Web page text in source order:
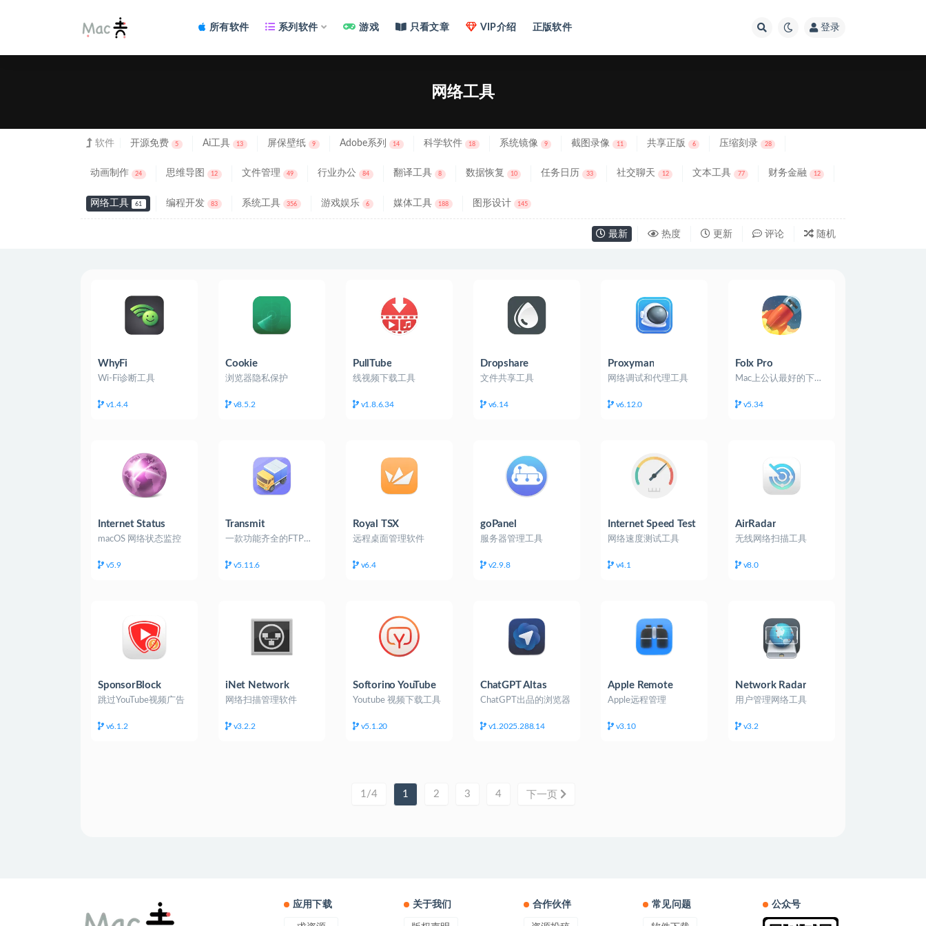
所有软件 系列软件 游戏 只看文章 VIP介绍 正版软件 登录
网络工具
软件 开源免费 5 Ai工具 13 屏保壁纸 9 Adobe系列 14 科学软件 18 系统镜像 9 截图录像 11 共享正版 6 压缩刻录 28
动画制作 24 思维导图 12 文件管理 49 行业办公 84 翻译工具 8 数据恢复 10 任务日历 33 社交聊天 12 文本工具 77 财务金融 12
网络工具 61 编程开发 83 系统工具 356 游戏娱乐 6 媒体工具 188 图形设计 145
最新 热度 更新 评论 随机
WhyFi
Wi-Fi诊断工具
v1.4.4
Cookie
浏览器隐私保护
v8.5.2
PullTube
线视频下载工具
v1.8.6.34
Dropshare
文件共享工具
v6.14
Proxyman
网络调试和代理工具
v6.12.0
Folx Pro
Mac上公认最好的下载工具
v5.34
Internet Status
macOS 网络状态监控
v5.9
Transmit
一款功能齐全的FTP客户端
v5.11.6
Royal TSX
远程桌面管理软件
v6.4
goPanel
服务器管理工具
v2.9.8
Internet Speed Test
网络速度测试工具
v4.1
AirRadar
无线网络扫描工具
v8.0
SponsorBlock
跳过YouTube视频广告
v6.1.2
iNet Network
Scanner
网络扫描管理软件
v3.2.2
Softorino YouTube
Converter
Youtube 视频下载工具
v5.1.20
ChatGPT Altas
ChatGPT出品的浏览器
v1.2025.288.14
Apple Remote
Desktop
Apple远程管理
v3.10
Network Radar
用户管理网络工具
v3.2
1/4 1 2 3 4 下一页
应用下载 关于我们 合作伙伴 常见问题 公众号